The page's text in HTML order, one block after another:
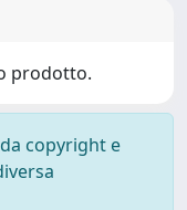
prodotto.
copyright e